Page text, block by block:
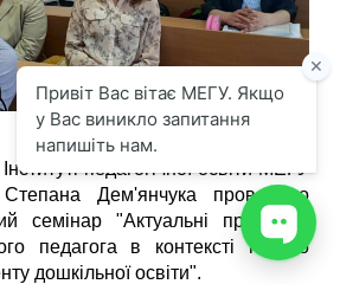
педагогічної освіти МЕГУ
Степана Дем'янчука проведено
семінар "Актуальні проблеми
педагога в контексті нового
дошкільної освіти".